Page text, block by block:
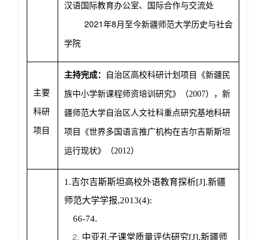
汉语国际教育办公室、国际合作与交流处
2021 年8 月至今新疆师范大学历史与社会
学院
主要
科研
项目
主持完成： 自治区高校科研计划项目《新疆民
族中小学新课程师资培训研究》（2007），新
疆师范大学自治区人文社科重点研究基地科研
项目《世界多国语言推广机构在吉尔吉斯斯坦
运行现状》（2012）
1.吉尔吉斯斯坦高校外语教育探析[J].新疆
师范大学学报,2013(4):
66-74.
中亚孔子课堂质量评估研究[J].新疆师